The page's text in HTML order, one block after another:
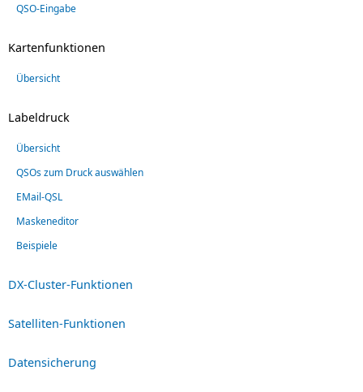
QSO-Eingabe
Kartenfunktionen
Übersicht
Labeldruck
Übersicht
QSOs zum Druck auswählen
EMail-QSL
Maskeneditor
Beispiele
DX-Cluster-Funktionen
Satelliten-Funktionen
Datensicherung